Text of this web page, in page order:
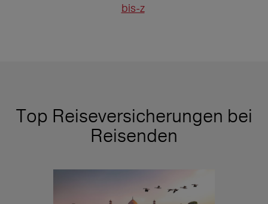
bis-z
Top Reiseversicherungen bei
Reisenden